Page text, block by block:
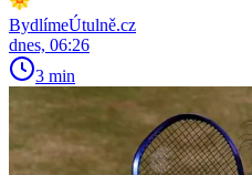
BydlímeÚtulně.cz
dnes, 06:26
3 min